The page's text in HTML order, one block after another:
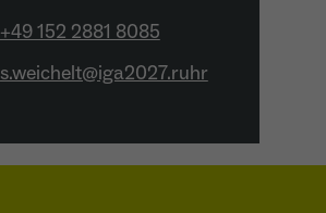
+49 152 2881 8085
s.weichelt@iga2027.ruhr